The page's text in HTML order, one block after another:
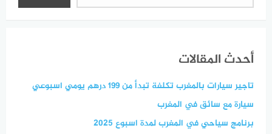
أحدث المقالات
تاجير سيارات بالمغرب تكلفة تبدأ من 199 درهم يومي اسبوعي
سيارة مع سائق في المغرب
برنامج سياحي في المغرب لمدة اسبوع 2025